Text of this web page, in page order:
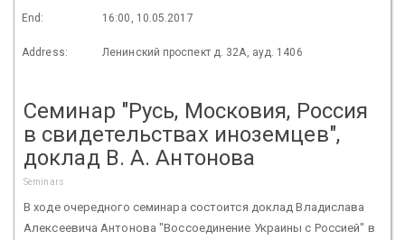
End: 16:00, 10.05.2017
Address: Ленинский проспект д. 32А, ауд. 1406
Семинар "Русь, Московия, Россия
в свидетельствах иноземцев",
доклад В. А. Антонова
Seminars
В ходе очередного семинара состоится доклад Владислава
Алексеевича Антонова "Воссоединение Украины с Россией" в